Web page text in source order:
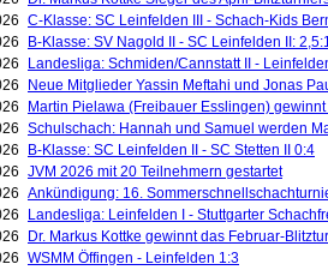
C-Klasse: SC Leinfelden III - Schach-Kids
B-Klasse: SV Nagold II - SC Leinfelden II:
Landesliga: Schmiden/Cannstatt II -
Neue Mitglieder Yassin Meftahi und Jonas
Martin Pielawa (Freibauer Esslingen)
Schulschach: Hannah und Samuel werden
B-Klasse: SC Leinfelden II - SC Stetten II 0:4
JVM 2026 mit 20 Teilnehmern gestartet
Ankündigung: 16.
Landesliga: Leinfelden I - Stuttgarter
Dr. Markus Kottke gewinnt das Februar-
WSMM Öffingen - Leinfelden 1:3